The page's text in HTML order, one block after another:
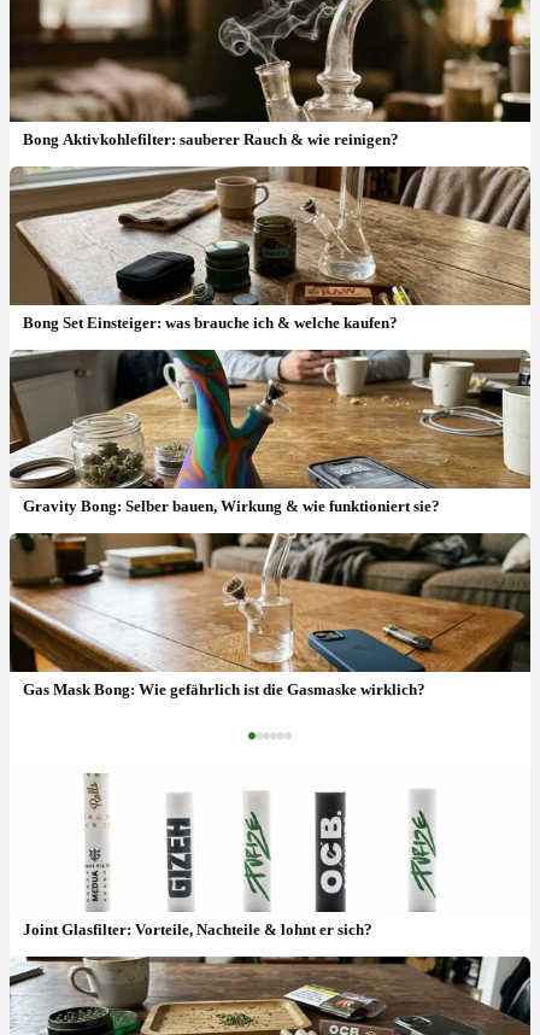
Bong Aktivkohlefilter: sauberer Rauch & wie reinigen?
Bong Set Einsteiger: was brauche ich & welche kaufen?
Gravity Bong: Selber bauen, Wirkung & wie funktioniert sie?
Gas Mask Bong: Wie gefährlich ist die Gasmaske wirklich?
Bong reinigen: Hausmittel, Salz & wie oft wechseln?
Joint Glasfilter: Vorteile, Nachteile & lohnt er sich?